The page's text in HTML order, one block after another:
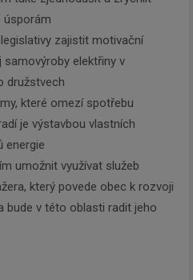
úsporám
zajistit motivační
elektřiny v
družstvech
které omezí spotřebu
je výstavbou vlastních
energie
umožnit využívat služeb
který povede obec k rozvoji
bude v této oblasti radit jeho